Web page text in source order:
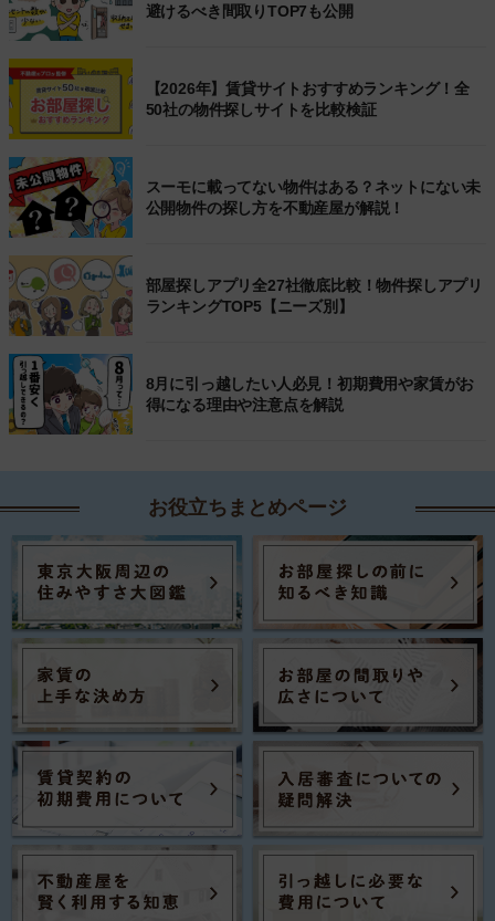
避けるべき間取りTOP7も公開
【2026年】賃貸サイトおすすめランキング！全
50社の物件探しサイトを比較検証
スーモに載ってない物件はある？ネットにない未
公開物件の探し方を不動産屋が解説！
部屋探しアプリ全27社徹底比較！物件探しアプリ
ランキングTOP5【ニーズ別】
8月に引っ越したい人必見！初期費用や家賃がお
得になる理由や注意点を解説
お役立ちまとめページ